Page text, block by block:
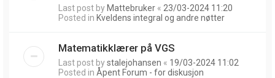
Last post by Mattebruker « 23/03-2024 11:20
Posted in Kveldens integral og andre nøtter
Matematikklærer på VGS
Last post bystalejohansen « 19/03-2024 11:02
Posted in Åpent Forum - for diskusjon